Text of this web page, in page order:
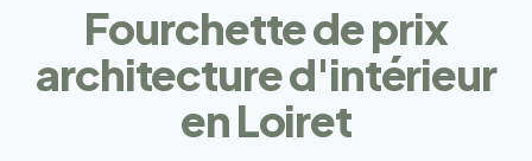
Fourchette de prix
architecture d'intérieur
en Loiret